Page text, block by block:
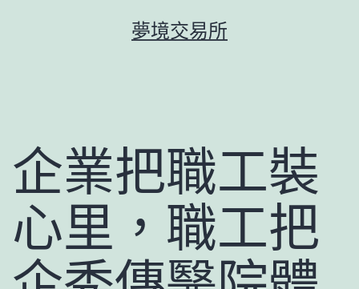
夢境交易所
企業把職工裝
心里，職工把